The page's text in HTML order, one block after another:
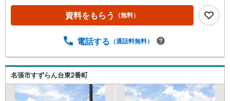
資料をもらう （無料）
電話する （通話料無料）
名張市すずらん台東2番町